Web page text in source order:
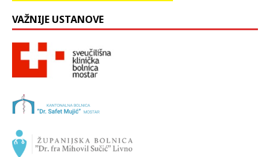
VAŽNIJE USTANOVE